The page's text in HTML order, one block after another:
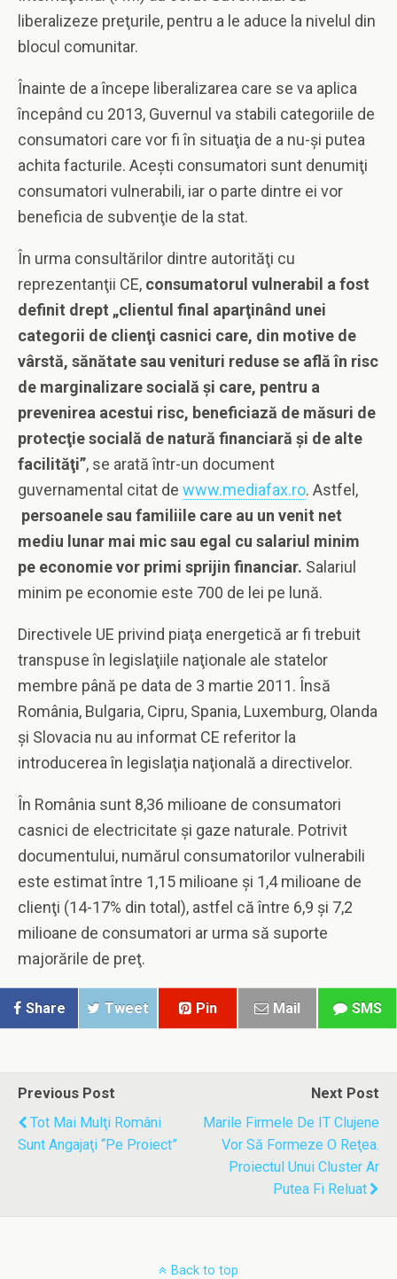
liberalizeze preţurile, pentru a le aduce la nivelul din
blocul comunitar.
Înainte de a începe liberalizarea care se va aplica
începând cu 2013, Guvernul va stabili categoriile de
consumatori care vor fi în situaţia de a nu-şi putea
achita facturile. Aceşti consumatori sunt denumiţi
consumatori vulnerabili, iar o parte dintre ei vor
beneficia de subvenţie de la stat.
În urma consultărilor dintre autorităţi cu
reprezentanţii CE, consumatorul vulnerabil a fost
definit drept „clientul final aparţinând unei
categorii de clienţi casnici care, din motive de
vârstă, sănătate sau venituri reduse se află în risc
de marginalizare socială şi care, pentru a
prevenirea acestui risc, beneficiază de măsuri de
protecţie socială de natură financiară şi de alte
facilităţi”, se arată într-un document
guvernamental citat de www.mediafax.ro. Astfel,
persoanele sau familiile care au un venit net
mediu lunar mai mic sau egal cu salariul minim
pe economie vor primi sprijin financiar. Salariul
minim pe economie este 700 de lei pe lună.
Directivele UE privind piaţa energetică ar fi trebuit
transpuse în legislaţiile naţionale ale statelor
membre până pe data de 3 martie 2011. Însă
România, Bulgaria, Cipru, Spania, Luxemburg, Olanda
şi Slovacia nu au informat CE referitor la
introducerea în legislaţia naţională a directivelor.
În România sunt 8,36 milioane de consumatori
casnici de electricitate şi gaze naturale. Potrivit
documentului, numărul consumatorilor vulnerabili
este estimat între 1,15 milioane şi 1,4 milioane de
clienţi (14-17% din total), astfel că între 6,9 şi 7,2
milioane de consumatori ar urma să suporte
majorările de preţ.
Share Tweet Pin Mail SMS
Previous Post
Tot Mai Mulţi Români
Sunt Angajaţi “pe Proiect”
Next Post
Marile Firmele De IT Clujene
Vor Să Formeze O Reţea.
Proiectul Unui Cluster Ar
Putea Fi Reluat
Back to top